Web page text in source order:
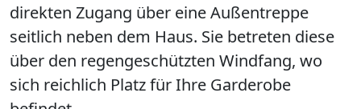
direkten Zugang über eine Außentreppe
seitlich neben dem Haus. Sie betreten diese
über den regengeschützten Windfang, wo
sich reichlich Platz für Ihre Garderobe